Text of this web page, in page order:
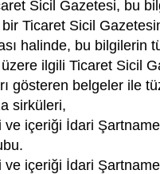
Sicil Gazetesi, bu
bir Ticaret Sicil
halinde, bu bilgilerin
ilgili Ticaret Sicil
gösteren belgeler ile
sirküleri,
ve içeriği İdari
ve içeriği İdari